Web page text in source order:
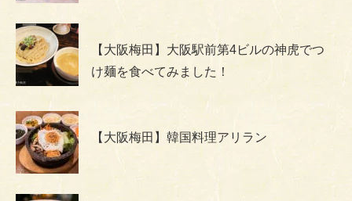
【大阪梅田】大阪駅前第4ビルの神虎でつ
け麺を食べてみました！
【大阪梅田】韓国料理アリラン